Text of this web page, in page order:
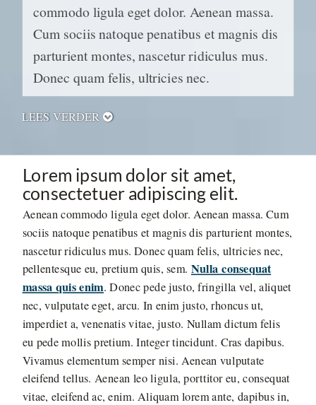
commodo ligula eget dolor. Aenean massa.
Cum sociis natoque penatibus et magnis dis
parturient montes, nascetur ridiculus mus.
Donec quam felis, ultricies nec.
LEES VERDER
Lorem ipsum dolor sit amet,
consectetuer adipiscing elit.
Aenean commodo ligula eget dolor. Aenean massa. Cum
sociis natoque penatibus et magnis dis parturient montes,
nascetur ridiculus mus. Donec quam felis, ultricies nec,
pellentesque eu, pretium quis, sem. Nulla consequat
massa quis enim. Donec pede justo, fringilla vel, aliquet
nec, vulputate eget, arcu. In enim justo, rhoncus ut,
imperdiet a, venenatis vitae, justo. Nullam dictum felis
eu pede mollis pretium. Integer tincidunt. Cras dapibus.
Vivamus elementum semper nisi. Aenean vulputate
eleifend tellus. Aenean leo ligula, porttitor eu, consequat
vitae, eleifend ac, enim. Aliquam lorem ante, dapibus in,